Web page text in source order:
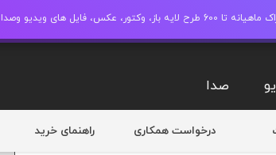
عکس، فایل های ویدیو وصدا دانلود کنید.
صدا
درخواست همکاری راهنمای خرید